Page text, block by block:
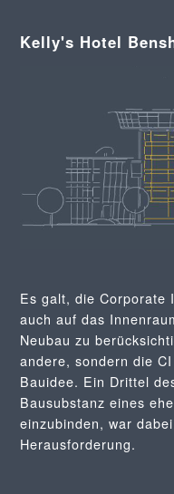
Kelly's Hotel
Es galt, die Corporate
auch auf das
Neubau zu
andere, sondern die
Bauidee. Ein Drittel
Bausubstanz eines
einzubinden, war
Herausforderung.